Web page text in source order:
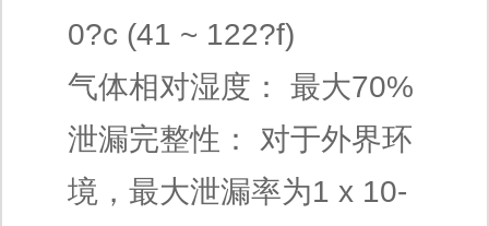
0?c (41 ~ 122?f)
气体相对湿度： 最大70%
泄漏完整性： 对于外界环
境，最大泄漏率为1 x 10-